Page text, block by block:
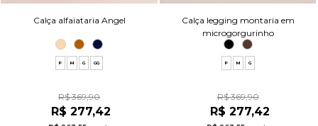
Calça alfaiataria Angel
P M G GG
R$ 369,90
R$ 277,42
Calça legging montaria em
microgorgurinho
P M G
R$ 369,90
R$ 277,42